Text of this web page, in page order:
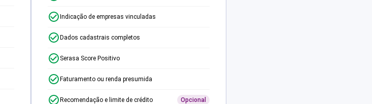
Indicação de empresas vinculadas
Dados cadastrais completos
Serasa Score Positivo
Faturamento ou renda presumida
Recomendação e limite de crédito Opcional